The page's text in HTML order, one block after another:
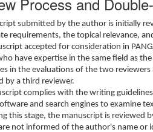
submitted by the author is initially
requirements, the topical relevance,
accepted for consideration in
have expertise in the same field as
in the evaluations of the two
by a third reviewer.
complies with the writing
and search engines to examine
this stage, the manuscript is reviewed
not informed of the author's name